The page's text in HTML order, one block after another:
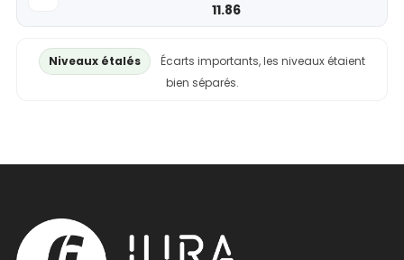
11.86
Niveaux étalés
Écarts importants, les niveaux étaient
bien séparés.